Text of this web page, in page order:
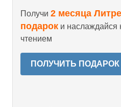
Получи 2 месяца
подарок и наслаждайся
чтением
ПОЛУЧИТЬ ПОДАРОК